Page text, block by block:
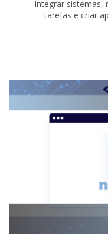
Integrar sistemas,
tarefas e criar